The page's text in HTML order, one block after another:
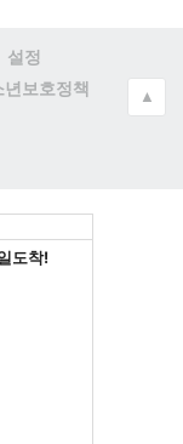
설정
년보호정책
▲